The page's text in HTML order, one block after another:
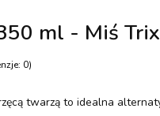
ml - Miś
0)
twarzą to idealna